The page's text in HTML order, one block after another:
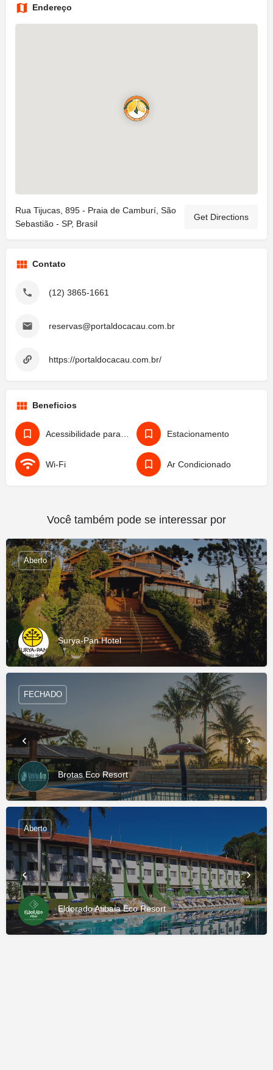
Endereço
Rua Tijucas, 895 - Praia de Camburí, São
Sebastião - SP, Brasil
Get Directions
Contato
(12) 3865-1661
reservas@portaldocacau.com.br
https://portaldocacau.com.br/
Beneficios
Estacionamento
Wi-Fi Ar Condicionado
Você também pode se interessar por
Surya-Pan Hotel
Aberto
Brotas Eco Resort
FECHADO
Eldorado Atibaia Eco Resort
Aberto